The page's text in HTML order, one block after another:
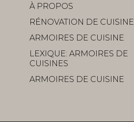
À PROPOS
RÉNOVATION DE CUISINE
ARMOIRES DE CUISINE
LEXIQUE: ARMOIRES DE
CUISINES
ARMOIRES DE CUISINE